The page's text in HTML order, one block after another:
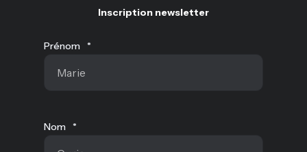
Inscription newsletter
Prénom *
Nom *